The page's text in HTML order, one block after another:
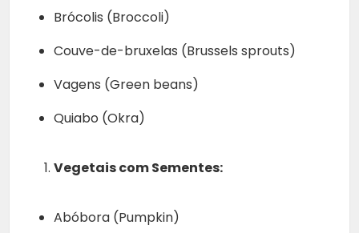
Brócolis (Broccoli)
Couve-de-bruxelas (Brussels sprouts)
Vagens (Green beans)
Quiabo (Okra)
Vegetais com Sementes:
Abóbora (Pumpkin)